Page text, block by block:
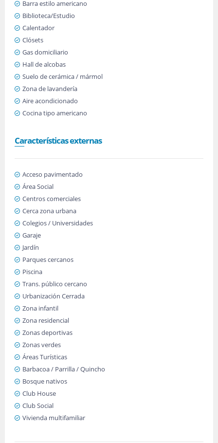
Barra estilo americano
Biblioteca/Estudio
Calentador
Clósets
Gas domiciliario
Hall de alcobas
Suelo de cerámica / mármol
Zona de lavandería
Aire acondicionado
Cocina tipo americano
Características externas
Acceso pavimentado
Área Social
Centros comerciales
Cerca zona urbana
Colegios / Universidades
Garaje
Jardín
Parques cercanos
Piscina
Trans. público cercano
Urbanización Cerrada
Zona infantil
Zona residencial
Zonas deportivas
Zonas verdes
Áreas Turísticas
Barbacoa / Parrilla / Quincho
Bosque nativos
Club House
Club Social
Vivienda multifamiliar